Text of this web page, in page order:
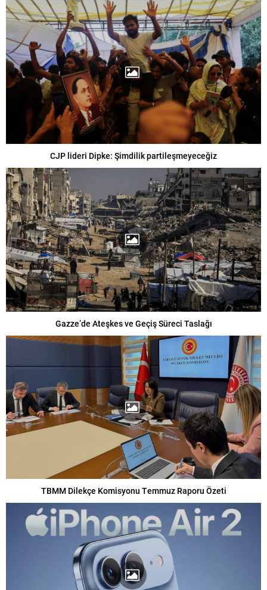
CJP lideri Dipke: Şimdilik partileşmeyeceğiz
Gazze’de Ateşkes ve Geçiş Süreci Taslağı
TBMM Dilekçe Komisyonu Temmuz Raporu Özeti